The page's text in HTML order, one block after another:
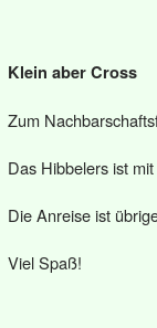
Klein aber Cross
Zum
Das Hibbelers ist
Die Anreise ist
Viel Spaß!